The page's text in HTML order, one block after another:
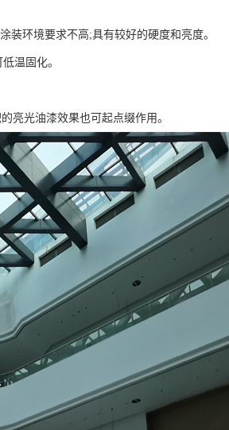
环境要求不高;具有较好的硬度和亮度。
温固化。
光油漆效果也可起点缀作用。